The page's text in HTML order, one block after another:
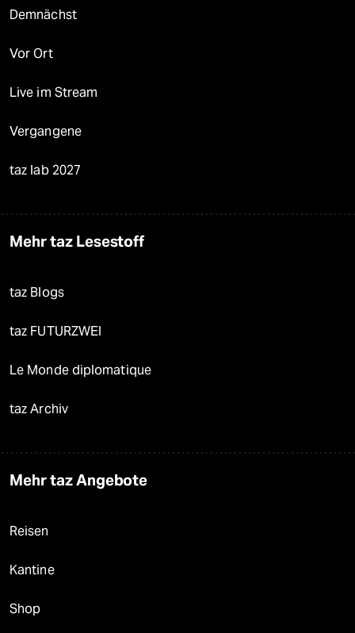
Demnächst
Vor Ort
Live im Stream
Vergangene
taz lab 2027
Mehr taz Lesestoff
taz Blogs
taz FUTURZWEI
Le Monde diplomatique
taz Archiv
Mehr taz Angebote
Reisen
Kantine
Shop